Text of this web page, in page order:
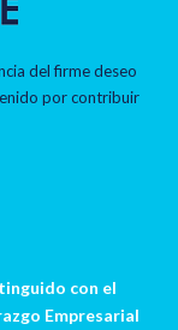
del firme deseo
por contribuir
con el
Empresarial